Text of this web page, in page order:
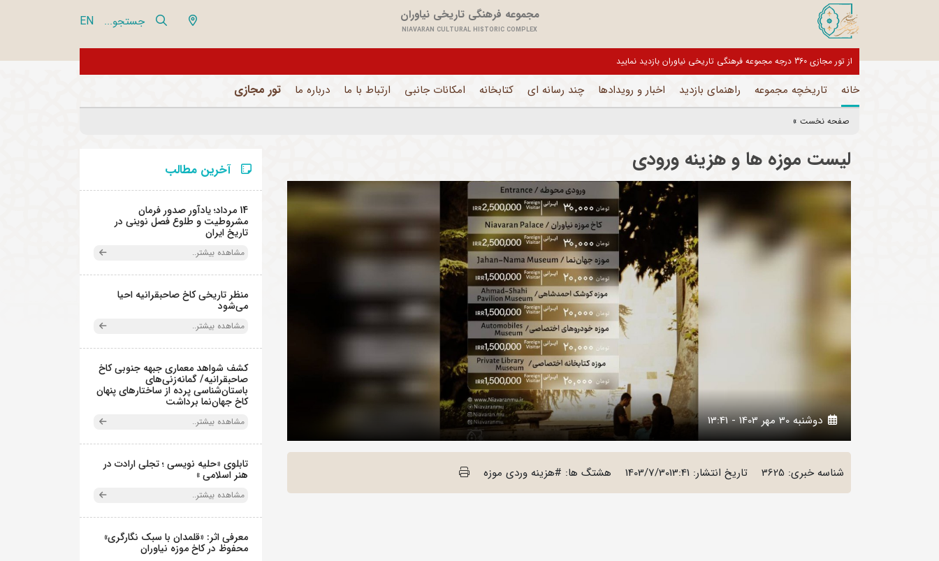
مجموعه فرهنگی تاریخی نیاوران
NIAVARAN CULTURAL HISTORIC COMPLEX جستجو... EN
از تور مجازی 360 درجه مجموعه فرهنگی تاریخی نیاوران بازدید نمایید بازدیدکنندگان گرامی، موزه های این مجموعه تا اطلاع ثانوی تعطیل می باشد و فقط بخش های اداری فعال است
خانه تاریخچه مجموعه راهنمای بازدید اخبار و رویدادها چند رسانه ای کتابخانه امکانات جانبی ارتباط با ما درباره ما تور مجازی
صفحه نخست »
لیست موزه ها و هزینه ورودی
دوشنبه 30 مهر 1403 - 13:41
شناسه خبری: 3625 تاریخ انتشار: 1403/7/3013:41 هشتگ ها: #هزینه وردی موزه
آخرین مطالب
14 مرداد؛ یادآور صدور فرمان
مشروطیت و طلوع فصل نوینی در
تاریخ ایران
مشاهده بیشتر..
منظر تاریخی کاخ صاحبقرانیه احیا
می‌شود
مشاهده بیشتر..
کشف شواهد معماری جبهه جنوبی کاخ
صاحبقرانیه/ گمانه‌زنی‌های
باستان‌شناسی پرده از ساختارهای پنهان
کاخ جهان‌نما برداشت
مشاهده بیشتر..
تابلوی «حلیه نویسی ؛ تجلی ارادت در
هنر اسلامی »
مشاهده بیشتر..
معرفی اثر: «قلمدان با سبک نگارگری»
محفوظ در کاخ موزه نیاوران